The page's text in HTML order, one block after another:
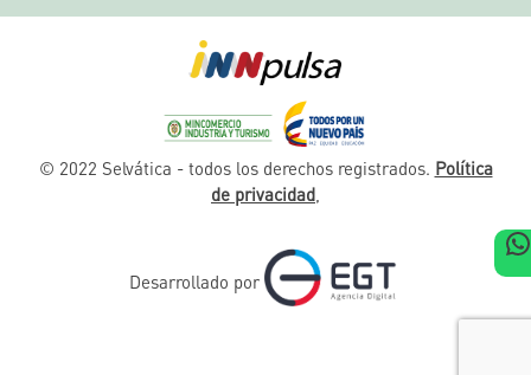
© 2022 Selvática - todos los derechos registrados. Política
de privacidad
Desarrollado por